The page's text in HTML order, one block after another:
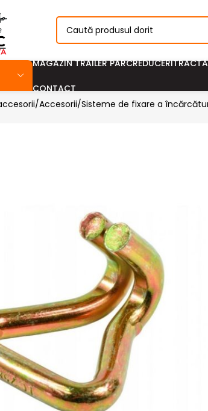
MAGAZIN TRAILER PARCREDUCERI
CONTACT
Accesorii Sisteme de fixare a